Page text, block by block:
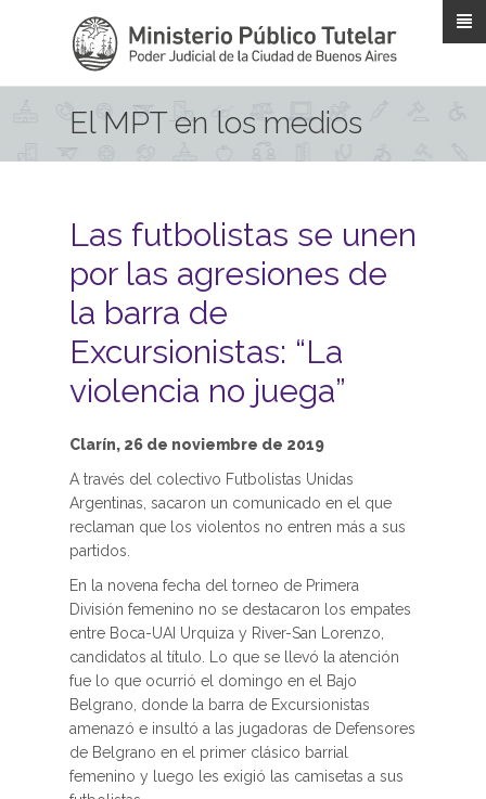
El MPT en los medios
Las futbolistas se unen
por las agresiones de
la barra de
Excursionistas: “La
violencia no juega”
Clarín, 26 de noviembre de 2019
A través del colectivo Futbolistas Unidas
Argentinas, sacaron un comunicado en el que
reclaman que los violentos no entren más a sus
partidos.
En la novena fecha del torneo de Primera
División femenino no se destacaron los empates
entre Boca-UAI Urquiza y River-San Lorenzo​,
candidatos al título. Lo que se llevó la atención
fue lo que ocurrió el domingo en el Bajo
Belgrano, donde la barra de Excursionistas
amenazó e insultó a las jugadoras de Defensores
de Belgrano en el primer clásico barrial
femenino y luego les exigió las camisetas a sus